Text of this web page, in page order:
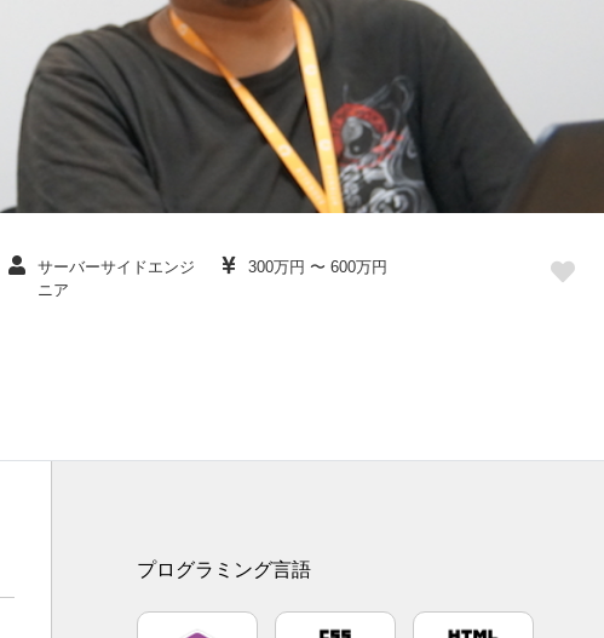
サーバーサイドエンジ
ニア
300万円 〜 600万円
プログラミング言語